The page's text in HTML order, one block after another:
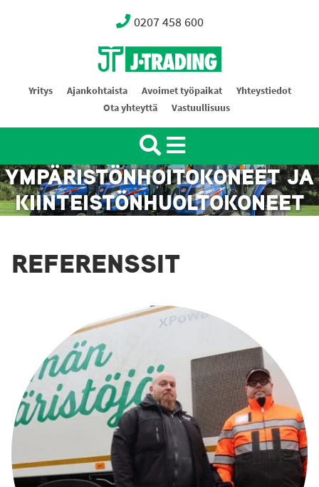
0207 458 600
Oy J-Trading Ab
Yritys Ajankohtaista Avoimet työpaikat
Yhteystiedot
Ota yhteyttä
Vastuullisuus
YMPÄRISTÖNHOITOKONEET JA
KIINTEISTÖNHUOLTOKONEET
REFERENSSIT